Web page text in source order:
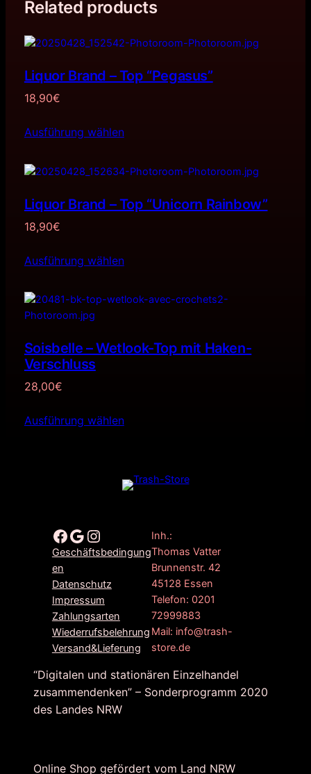
Related products
Liquor Brand – Top “Pegasus”
18,90€
Ausführung wählen
Liquor Brand – Top “Unicorn Rainbow”
18,90€
Ausführung wählen
Soisbelle – Wetlook-Top mit Haken-
Verschluss
28,00€
Ausführung wählen
Facebook Google Instagram
Geschäftsbedingung
en
Datenschutz
Impressum
Zahlungsarten
Wiederrufsbelehrung
Versand&Lieferung
Inh.:
Thomas Vatter
Brunnenstr. 42
45128 Essen
Telefon: 0201
72999883
Mail: info@trash-
store.de
“Digitalen und stationären Einzelhandel
zusammendenken” – Sonderprogramm 2020
des Landes NRW
Online Shop gefördert vom Land NRW